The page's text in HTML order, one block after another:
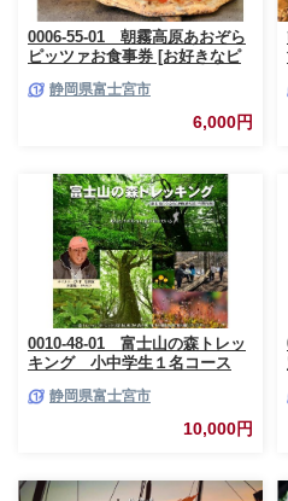
0006-55-01 朝霧高原あおぞら
ピッツァお食事券 [お好きなピ
静岡県富士宮市
6,000円
0010-48-01 富士山の森トレッ
キング 小中学生１名コース
静岡県富士宮市
10,000円